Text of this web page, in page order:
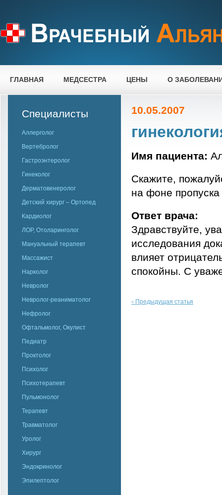
ГЛАВНАЯ МЕДСЕСТРА ЦЕНЫ О
Специалисты
Аллерголог
Вертебролог
Гастроэнтеролог
Гинеколог
Дерматовенеролог
Детский хирург – Ортопед
Кардиолог
ЛОР, Отоларинголог
Мануальный терапевт
Массажист
Нарколог
Невролог
Невролог-реаниматолог
Нефролог
Офтальмолог, Окулист
Педиатр
Проктолог
Психолог
Психотерапевт
Пульмонолог
Терапевт
Травматолог
Уролог
Хирург
Эндокринолог
Эпилептолог
10.05.2007
Имя пациента:
Скажите,
на фоне пропуска
Ответ врача:
Здравствуйте,
исследования
влияет
спокойны. С
< Предыдущая статья